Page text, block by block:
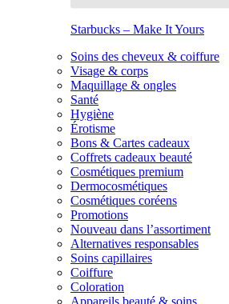
Starbucks – Make It Yours
Soins des cheveux & coiffure
Visage & corps
Maquillage & ongles
Santé
Hygiène
Érotisme
Bons & Cartes cadeaux
Coffrets cadeaux beauté
Cosmétiques premium
Dermocosmétiques
Cosmétiques coréens
Promotions
Nouveau dans l’assortiment
Alternatives responsables
Soins capillaires
Coiffure
Coloration
Appareils beauté & soins